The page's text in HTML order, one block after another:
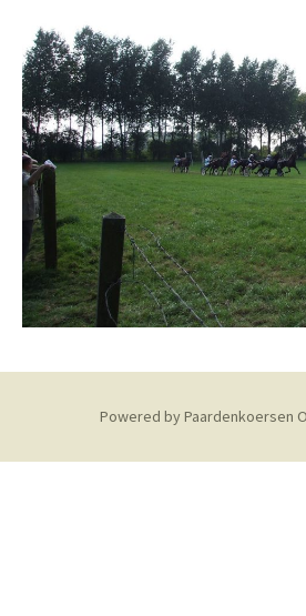
Powered by Paardenkoersen